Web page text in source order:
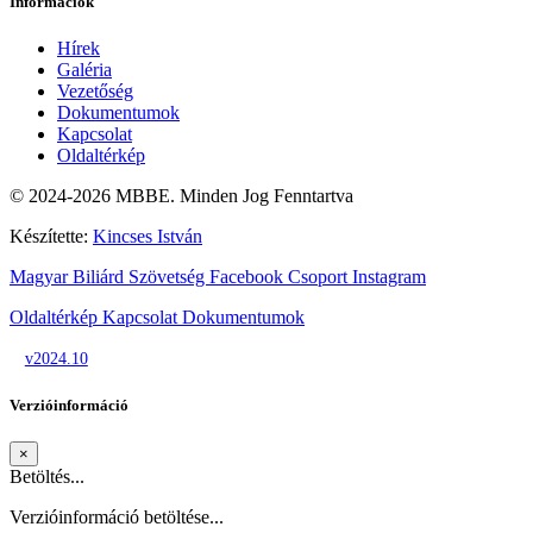
Hírek
Galéria
Vezetőség
Dokumentumok
Kapcsolat
Oldaltérkép
© 2024-2026 MBBE. Minden Jog Fenntartva
Készítette: Kincses István
Magyar Biliárd Szövetség Facebook Csoport Instagram
Oldaltérkép Kapcsolat Dokumentumok
v2024.10
Verzióinformáció
×
Betöltés...
Verzióinformáció betöltése...